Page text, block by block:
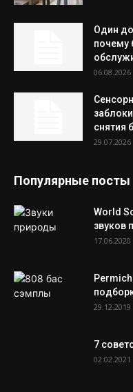
Один
почему
06.08.2026
снятия
29.07.2026
Популярные посты
World
звуков
17.06.2020
29.12.2019
7
02.02.2021